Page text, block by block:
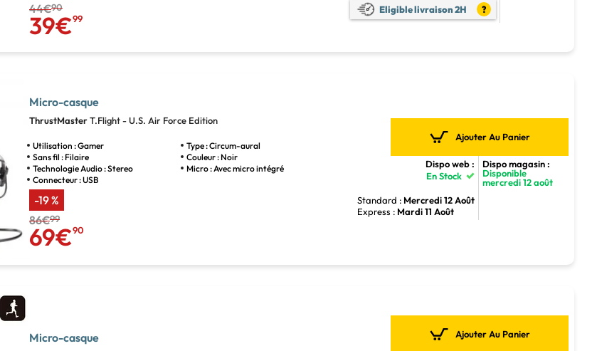
44€90
39€99
Eligible livraison 2H ?
Micro-casque
ThrustMasterT.Flight - U.S. Air Force Edition
Utilisation : Gamer
Type : Circum-aural
Sans fil : Filaire
Couleur : Noir
Technologie Audio : Stereo
Micro : Avec micro intégré
Connecteur : USB
-19 %
86€99
69€90
Ajouter Au Panier
Dispo web :
En Stock
Standard : Mercredi 12 Août
Express : Mardi 11 Août
Dispo magasin :
Disponible
mercredi 12 août
Micro-casque Ajouter Au Panier